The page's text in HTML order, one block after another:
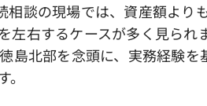
相談の現場では、資産額より
左右するケースが多く見られ
島北部を念頭に、実務経験を